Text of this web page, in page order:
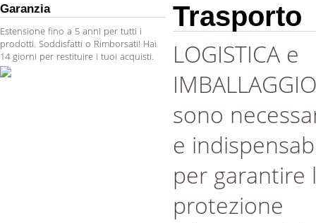
Garanzia
Estensione fino a 5 anni per tutti i
prodotti. Soddisfatti o Rimborsati! Hai
14 giorni per restituire i tuoi acquisti.
Trasporto
LOGISTICA e
IMBALLAGGIO
sono
e
per garantire
protezione